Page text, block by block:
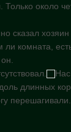
Только около
сказал
комната,
длинных